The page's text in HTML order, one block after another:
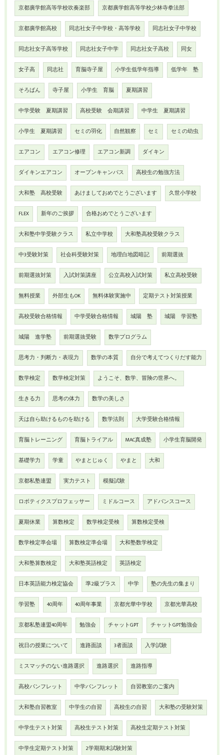
京都廣学館高等学校吹奏楽部 京都廣学館高等学校少林寺拳法部
京都廣学館高校 同志社女子中学校・高等学校 同志社女子中学校
同志社女子高等学校 同志社女子中学 同志社女子高校 同女
女子高 同志社 育脳寺子屋 小学生低学年指導 低学年 塾
そろばん 寺子屋 小学生 育脳 夏期講習
中学受験 夏期講習 高校受験 会期講習 中学生 夏期講習
小学生 夏期講習 セミの羽化 自然観察 セミ セミの幼虫
エアコン エアコン修理 エアコン新調 ダイキン
ダイキンエアコン オープンキャンパス 高校生の勉強方法
大和塾 高校受験 あけましておめでとうございます 久世小学校
FLEX 新年のご挨拶 合格おめでとうございます
大和塾中学受験クラス 私立中学校 大和塾高校受験クラス
中3受験対策 社会科受験対策 地理白地図暗記 前期選抜
前期選抜対策 入試対策講座 公立高校入試対策 私立高校受験
無料授業 外部生もOK 無料体験実施中 定期テスト対策授業
高校受験合格情報 中学受験合格情報 城陽 塾 城陽 学習塾
城陽 進学塾 前期選抜受験 数学プログラム
思考力・判断力・表現力 数学の本質 自分で考えてつくりだす能力
数学検定 数学検定対策 ようこそ、数学、冒険の世界へ。
生きる力 思考の体力 数学の美しさ
天は自ら助けるものを助ける 数学法則 大学受験合格情報
育脳トレーニング 育脳トライアル MAC真成塾 小学生育脳開発
基礎学力 学童 やまとじゅく やまと 大和
京都私塾連盟 実力テスト 模擬試験
ロボティクスプロフェッサー ミドルコース アドバンスコース
夏期休業 算数検定 数学検定受検 算数検定受検
数学検定準会場 算数検定準会場 大和塾数学検定
大和塾算数検定 大和塾英語検定 英語検定
日本英語能力検定協会 準2級プラス 中学 塾の先生の集まり
学習塾 40周年 40周年事業 京都光華中学校 京都光華高校
京都私塾連盟40周年 勉強会 チャットGPT チャットGPT勉強会
祝日の授業について 進路面談 3者面談 入学試験
ミスマッチのない進路選択 進路選択 進路指導
高校パンフレット 中学パンフレット 自習教室のご案内
大和塾自習教室 中学生の自習 高校生の自習 大和塾の受験対策
中学生テスト対策 高校生テスト対策 高校生定期テスト対策
中学生定期テスト対策 2学期期末試験対策